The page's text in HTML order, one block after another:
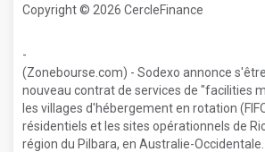
Copyright © 2026 CercleFinance
-
(Zonebourse.com) - Sodexo annonce
nouveau contrat de services de "facilities
les villages d'hébergement en rotation
résidentiels et les sites opérationnels de
région du Pilbara, en Australie-Occidentale.